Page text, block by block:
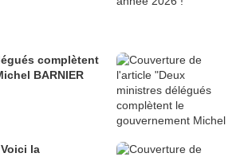
complètent
BARNIER
la